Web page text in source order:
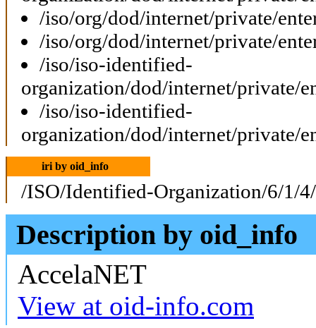
/iso/org/dod/internet/private/
/iso/org/dod/internet/private/
/iso/iso-identified-
organization/dod/internet/private/
/iso/iso-identified-
organization/dod/internet/private/
iri by oid_info
/ISO/Identified-Organization/6/1/
Description by oid_info
AccelaNET
View at oid-info.com